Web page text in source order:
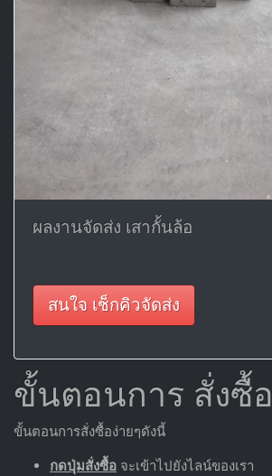
ผลงานจัดส่ง เสากั้นล้อ
สนใจ เช็กคิวจัดส่ง
ขั้นตอนการ สั่งซื้อ
ขั้นตอนการสั่งซื้อง่ายๆดังนี้
กดปุ่มสั่งซื้อ จะเข้าไปยังไลน์ของเรา